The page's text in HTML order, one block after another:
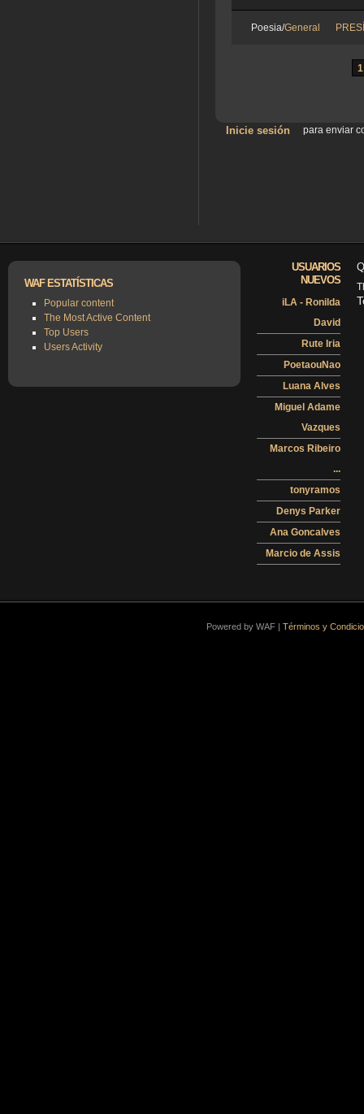
Poesia/General
1
Inicie sesión para enviar
WAF ESTATÍSTICAS
Popular content
The Most Active Content
Top Users
Users Activity
USUARIOS
NUEVOS
iLA - Ronilda
David
Rute Iria
PoetaouNao
Luana Alves
Miguel Adame
Vazques
Marcos Ribeiro
...
tonyramos
Denys Parker
Ana Goncalves
Marcio de Assis
Powered by WAF | Términos y